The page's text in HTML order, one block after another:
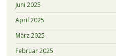
Juni 2025
April 2025
März 2025
Februar 2025